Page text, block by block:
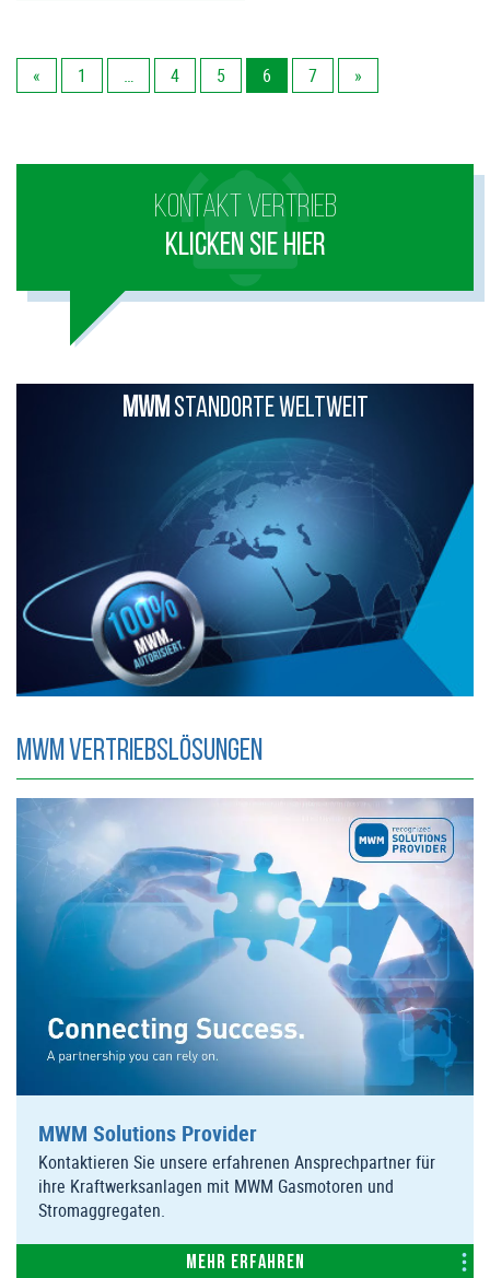
« 1 … 4 5 6 7 »
KONTAKT VERTRIEB
KLICKEN SIE HIER
MWMSTANDORTE WELTWEIT
MWM Vertriebslösungen
MWM Solutions Provider
Kontaktieren Sie unsere erfahrenen Ansprechpartner für
ihre Kraftwerksanlagen mit MWM Gasmotoren und
Stromaggregaten.
Mehr erfahren